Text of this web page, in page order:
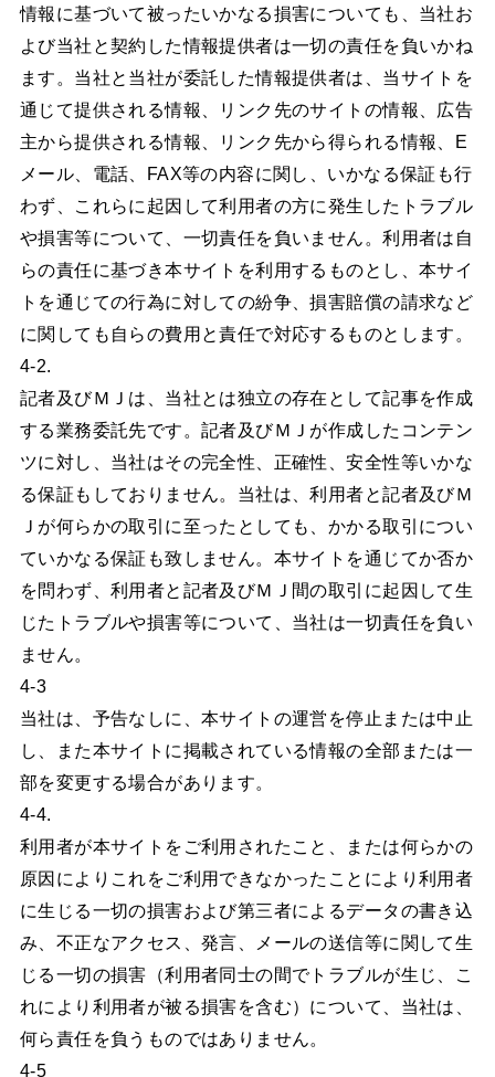
情報に基づいて被ったいかなる損害についても、当社お
よび当社と契約した情報提供者は一切の責任を負いかね
ます。当社と当社が委託した情報提供者は、当サイトを
通じて提供される情報、リンク先のサイトの情報、広告
主から提供される情報、リンク先から得られる情報、E
メール、電話、FAX等の内容に関し、いかなる保証も行
わず、これらに起因して利用者の方に発生したトラブル
や損害等について、一切責任を負いません。利用者は自
らの責任に基づき本サイトを利用するものとし、本サイ
トを通じての行為に対しての紛争、損害賠償の請求など
に関しても自らの費用と責任で対応するものとします。
4-2.
記者及びＭＪは、当社とは独立の存在として記事を作成
する業務委託先です。記者及びＭＪが作成したコンテン
ツに対し、当社はその完全性、正確性、安全性等いかな
る保証もしておりません。当社は、利用者と記者及びＭ
Ｊが何らかの取引に至ったとしても、かかる取引につい
ていかなる保証も致しません。本サイトを通じてか否か
を問わず、利用者と記者及びＭＪ間の取引に起因して生
じたトラブルや損害等について、当社は一切責任を負い
ません。
4-3
当社は、予告なしに、本サイトの運営を停止または中止
し、また本サイトに掲載されている情報の全部または一
部を変更する場合があります。
4-4.
利用者が本サイトをご利用されたこと、または何らかの
原因によりこれをご利用できなかったことにより利用者
に生じる一切の損害および第三者によるデータの書き込
み、不正なアクセス、発言、メールの送信等に関して生
じる一切の損害（利用者同士の間でトラブルが生じ、こ
れにより利用者が被る損害を含む）について、当社は、
何ら責任を負うものではありません。
4-5